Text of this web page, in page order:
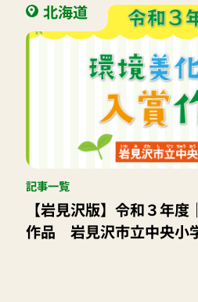
北海道
記事一覧
【岩見沢版】令和３年
作品 岩見沢市立中央小